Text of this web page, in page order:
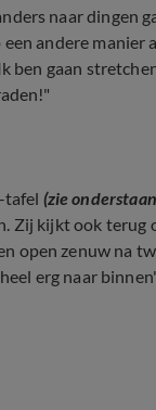
naar dingen
andere manier
ben gaan
tafel (zie
Zij kijkt ook terug
open zenuw na
erg naar